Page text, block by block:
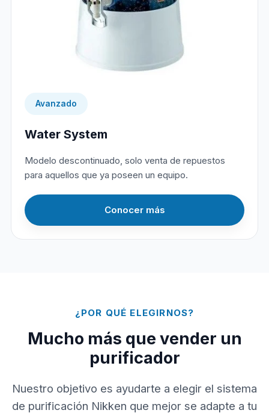
Avanzado
Water System
Modelo descontinuado, solo venta de repuestos
para aquellos que ya poseen un equipo.
Conocer más
¿POR QUÉ ELEGIRNOS?
Mucho más que vender un
purificador
Nuestro objetivo es ayudarte a elegir el sistema
de purificación Nikken que mejor se adapte a tu